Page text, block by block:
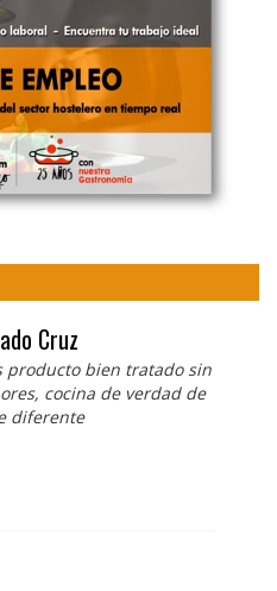
Cruz
producto bien tratado sin
cocina de verdad de
diferente